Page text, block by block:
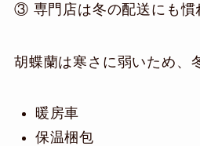
③ 専門店は冬の配送にも慣
胡蝶蘭は寒さに弱いため、
暖房車
保温梱包